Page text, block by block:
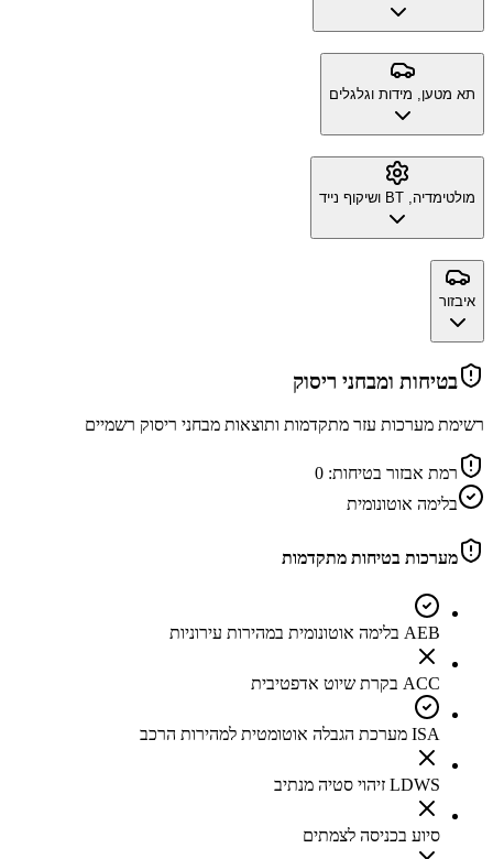
תא מטען, מידות וגלגלים
מולטימדיה, BT ושיקוף נייד
איבזור
בטיחות ומבחני ריסוק
רשימת מערכות עזר מתקדמות ותוצאות מבחני ריסוק רשמיים
רמת אבזור בטיחות: 0
בלימה אוטונומית
מערכות בטיחות מתקדמות
AEB בלימה אוטונומית במהירות עירוניות
ACC בקרת שיוט אדפטיבית
ISA מערכת הגבלה אוטומטית למהירות הרכב
LDWS זיהוי סטיה מנתיב
סיוע בכניסה לצמתים